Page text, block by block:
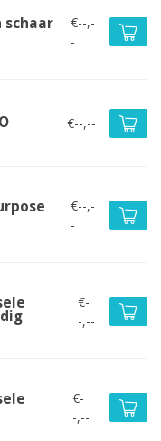
schaar
€--,-
-
€--,--
€--,-
-
€-
-,--
€-
-,--